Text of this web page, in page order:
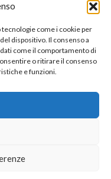
come i cookie per
dispositivo. Il consenso a
come il comportamento di
o ritirare il consenso
e funzioni.
visione
n° 170656